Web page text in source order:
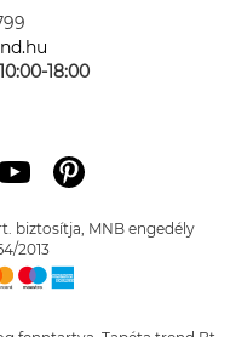
10:00-18:00
biztosítja, MNB engedély
2013